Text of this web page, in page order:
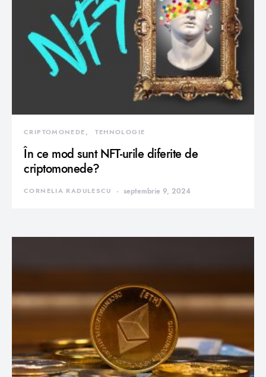
CRIPTOMONEDE TEHNOLOGIE
În ce mod sunt NFT-urile diferite de
criptomonede?
CORNELIA RADULESCU septembrie 9, 2024